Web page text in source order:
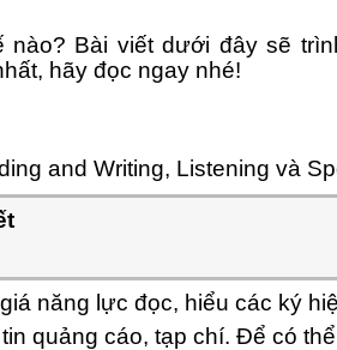
nào? Bài viết dưới đây sẽ
hãy đọc ngay nhé!
and Writing, Listening và
năng lực đọc, hiểu các ký
quảng cáo, tạp chí. Để có